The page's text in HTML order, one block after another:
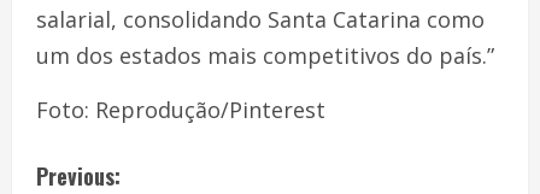
salarial, consolidando Santa Catarina como
um dos estados mais competitivos do país.”
Foto: Reprodução/Pinterest
Previous: